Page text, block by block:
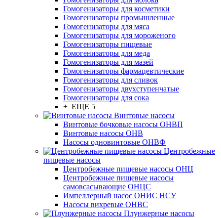
Гомогенизаторы для косметики
Гомогенизаторы промышленные
Гомогенизаторы для мяса
Гомогенизаторы для мороженого
Гомогенизаторы пищевые
Гомогенизаторы для меда
Гомогенизаторы для мазей
Гомогенизаторы фармацевтические
Гомогенизаторы для сливок
Гомогенизаторы двухступенчатые
Гомогенизаторы для сока
+ ЕЩЕ 5
Винтовые насосы
Винтовые бочковые насосы ОНВП
Винтовые насосы ОНВ
Насосы одновинтовые ОНВФ
Центробежные
пищевые насосы
Центробежные пищевые насосы ОНЦ
Центробежные пищевые насосы
самовсасывающие ОНЦС
Импеллерный насос ОНИС НСУ
Насосы вихревые ОНВС
Плунжерные насосы